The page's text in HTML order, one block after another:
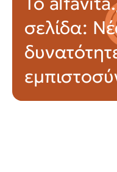
σελίδα: